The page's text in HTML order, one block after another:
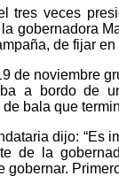
tres veces
gobernadora
de fijar
de noviembre
a bordo de
bala que
dijo: “Es
de la
gobernar.